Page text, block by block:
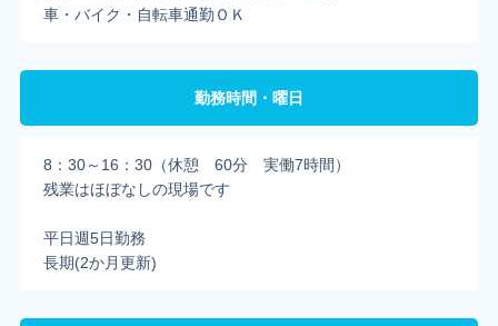
車・バイク・自転車通勤ＯＫ
勤務時間・曜日
8：30～16：30（休憩 60分 実働7時間）
残業はほぼなしの現場です
平日週5日勤務
長期(2か月更新)